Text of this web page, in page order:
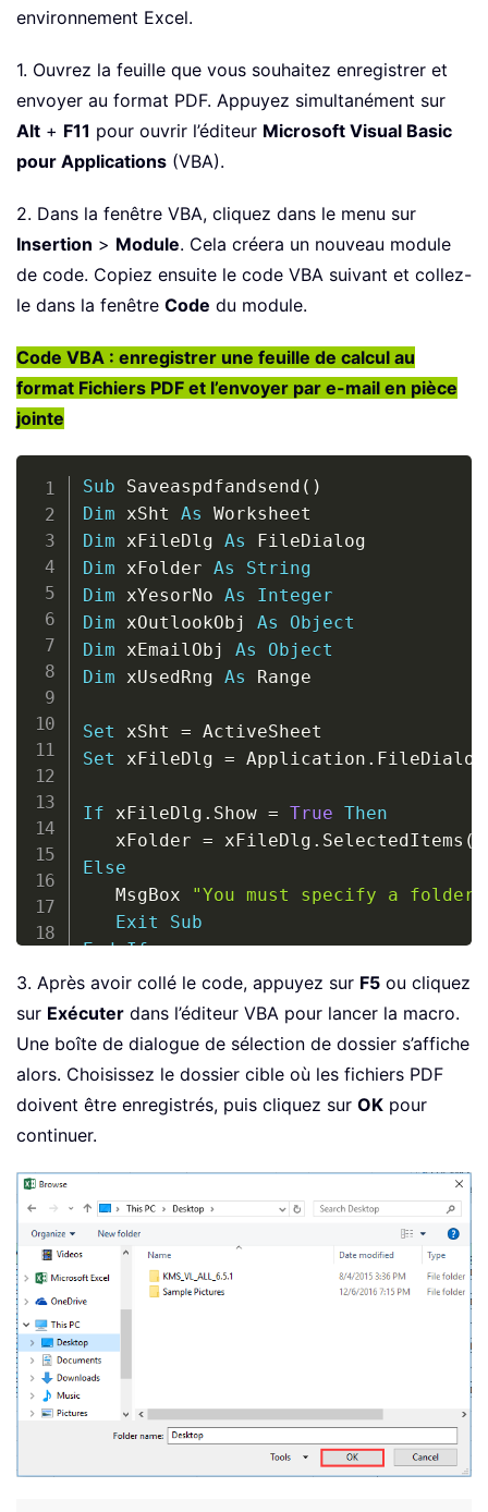
environnement Excel.
1. Ouvrez la feuille que vous souhaitez enregistrer et
envoyer au format PDF. Appuyez simultanément sur
Alt + F11 pour ouvrir l’éditeur Microsoft Visual Basic
pour Applications (VBA).
2. Dans la fenêtre VBA, cliquez dans le menu sur
Insertion > Module. Cela créera un nouveau module
de code. Copiez ensuite le code VBA suivant et collez-
le dans la fenêtre Code du module.
Code VBA : enregistrer une feuille de calcul au
format Fichiers PDF et l’envoyer par e-mail en pièce
jointe
Sub Saveaspdfandsend ( )
Dim xSht As
Dim xFileDlg As
Dim xFolder As
String
Dim xYesorNo As
Integer
Dim xOutlookObj As
Object
Dim xEmailObj As
Object
Dim xUsedRng As Range
Set xSht =
Set xFileDlg = Application . FileDialog
If xFileDlg . Show = True Then
   xFolder
= xFileDlg . SelectedItems (
Else
   MsgBox
"You must specify a
Exit
Sub
End If
xFolder = xFolder + "\" + xSht .Name
'Check if file already exist
Dir
    xYesorNo
= MsgBox (xFolder &
"
                      vbYesNo
+
If xYesorNo = vbYes Then
        MsgBox
"if you don't
vbCrLf &
Exit
        MsgBox
"Unable to delete
& vbCrLf
Exit Sub
3. Après avoir collé le code, appuyez sur F5 ou cliquez
sur Exécuter dans l’éditeur VBA pour lancer la macro.
Une boîte de dialogue de sélection de dossier s’affiche
alors. Choisissez le dossier cible où les fichiers PDF
doivent être enregistrés, puis cliquez sur OK pour
continuer.